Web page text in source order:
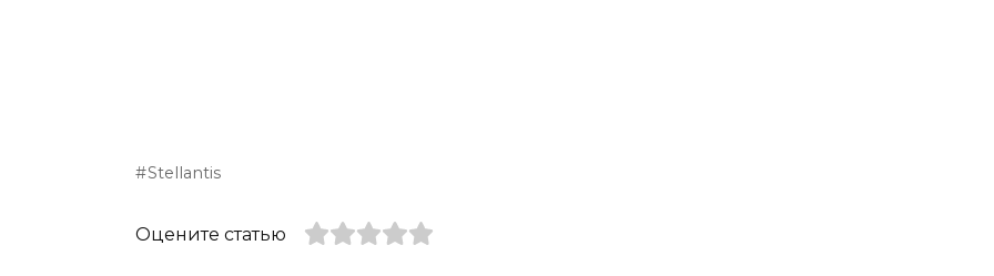
Stellantis
Оцените статью